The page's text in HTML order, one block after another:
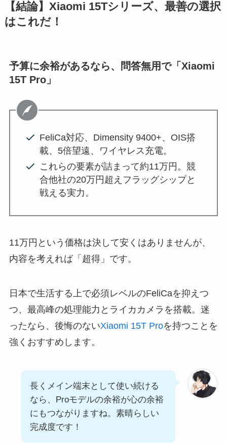
【結論】Xiaomi 15Tシリーズ、最善の選択
はこれだ！
予算に余裕があるなら、問答無用で「Xiaomi
15T Pro」
FeliCa対応、Dimensity 9400+、OIS搭
載、5倍望遠、ワイヤレス充電。
これらの要素が詰まって約11万円。競
合他社の20万円超えフラッグシップと
戦える実力。
11万円という価格は決して安くはありませんが、
内容を考えれば「超得」です。
日本で生活する上で必須レベルのFeliCaを抑えつ
つ、最高峰の処理能力とライカカメラを搭載。迷
ったなら、後悔のないXiaomi 15T Proを持つことを
強くおすすめします。
長くメイン端末として使い続ける
なら、Proモデルの余裕が心の余裕
にもつながりますね。素晴らしい
完成度です！